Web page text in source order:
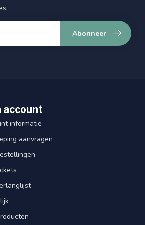
Abonneer
account
informatie
aanvragen